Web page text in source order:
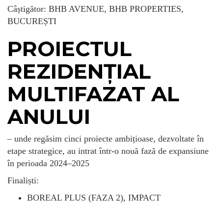
Câștigător: BHB AVENUE, BHB PROPERTIES,
BUCUREȘTI
PROIECTUL
REZIDENȚIAL
MULTIFAZAT AL
ANULUI
– unde regăsim cinci proiecte ambițioase, dezvoltate în
etape strategice, au intrat într-o nouă fază de expansiune
în perioada 2024–2025
Finaliști:
BOREAL PLUS (FAZA 2), IMPACT